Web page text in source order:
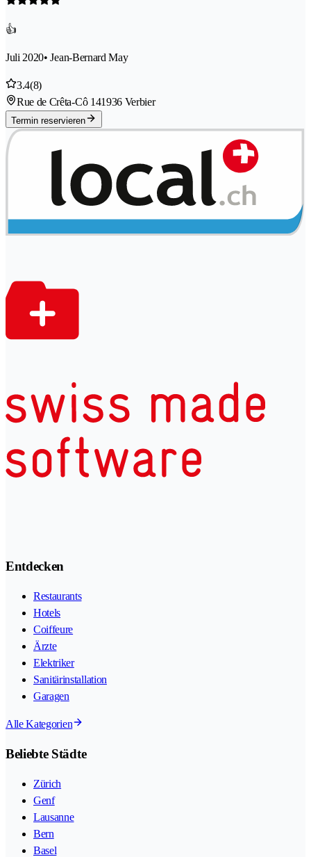
👍
Juli 2020• Jean-Bernard May
3.4(8)
Rue de Crêta-Cô 141936 Verbier
Termin reservieren
Entdecken
Restaurants
Hotels
Coiffeure
Ärzte
Elektriker
Sanitärinstallation
Garagen
Alle Kategorien
Beliebte Städte
Zürich
Genf
Lausanne
Bern
Basel